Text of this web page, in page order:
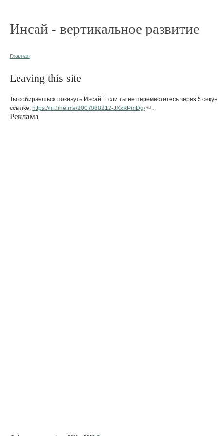
Инсай - вертикальное развитие
Главная
Leaving this site
Ты собираешься покинуть Инсай. Если ты не переместитесь через 5
ссылке: https://liff.line.me/2007088212-JXxKPmDg/
Реклама